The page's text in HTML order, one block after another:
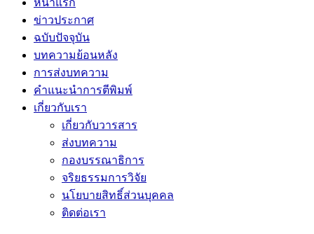
หน้าแรก
ข่าวประกาศ
ฉบับปัจจุบัน
บทความย้อนหลัง
การส่งบทความ
คำแนะนำการตีพิมพ์
เกี่ยวกับเรา
เกี่ยวกับวารสาร
ส่งบทความ
กองบรรณาธิการ
จริยธรรมการวิจัย
นโยบายสิทธิ์ส่วนบุคคล
ติดต่อเรา